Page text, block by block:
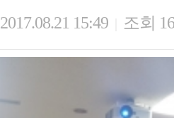
2017.08.21 15:49 조회